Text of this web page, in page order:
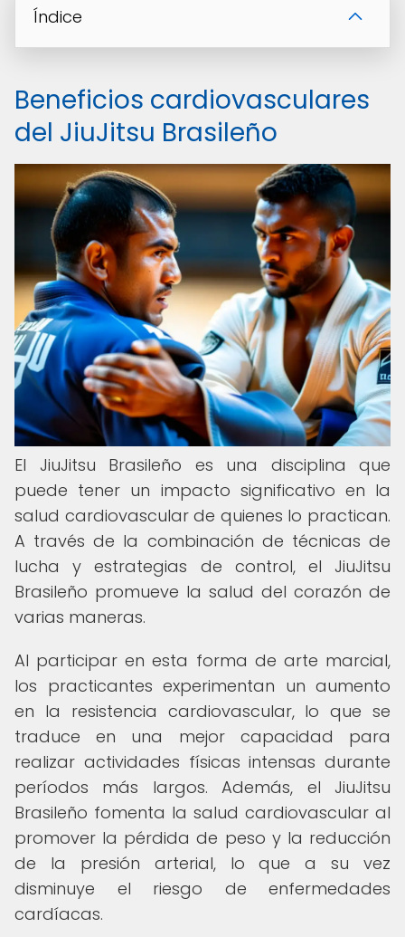
Índice
Beneficios cardiovasculares
del JiuJitsu Brasileño
El JiuJitsu Brasileño es una disciplina que
puede tener un impacto significativo en la
salud cardiovascular de quienes lo practican.
A través de la combinación de técnicas de
lucha y estrategias de control, el JiuJitsu
Brasileño promueve la salud del corazón de
varias maneras.
Al participar en esta forma de arte marcial,
los practicantes experimentan un aumento
en la resistencia cardiovascular, lo que se
traduce en una mejor capacidad para
realizar actividades físicas intensas durante
períodos más largos. Además, el JiuJitsu
Brasileño fomenta la salud cardiovascular al
promover la pérdida de peso y la reducción
de la presión arterial, lo que a su vez
disminuye el riesgo de enfermedades
cardíacas.